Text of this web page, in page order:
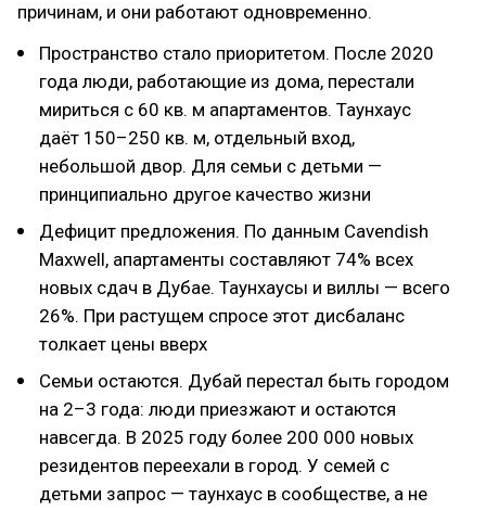
причинам, и они работают одновременно.
Пространство стало приоритетом. После 2020
года люди, работающие из дома, перестали
мириться с 60 кв. м апартаментов. Таунхаус
даёт 150–250 кв. м, отдельный вход,
небольшой двор. Для семьи с детьми —
принципиально другое качество жизни
Дефицит предложения. По данным Cavendish
Maxwell, апартаменты составляют 74% всех
новых сдач в Дубае. Таунхаусы и виллы — всего
26%. При растущем спросе этот дисбаланс
толкает цены вверх
Семьи остаются. Дубай перестал быть городом
на 2–3 года: люди приезжают и остаются
навсегда. В 2025 году более 200 000 новых
резидентов переехали в город. У семей с
детьми запрос — таунхаус в сообществе, а не